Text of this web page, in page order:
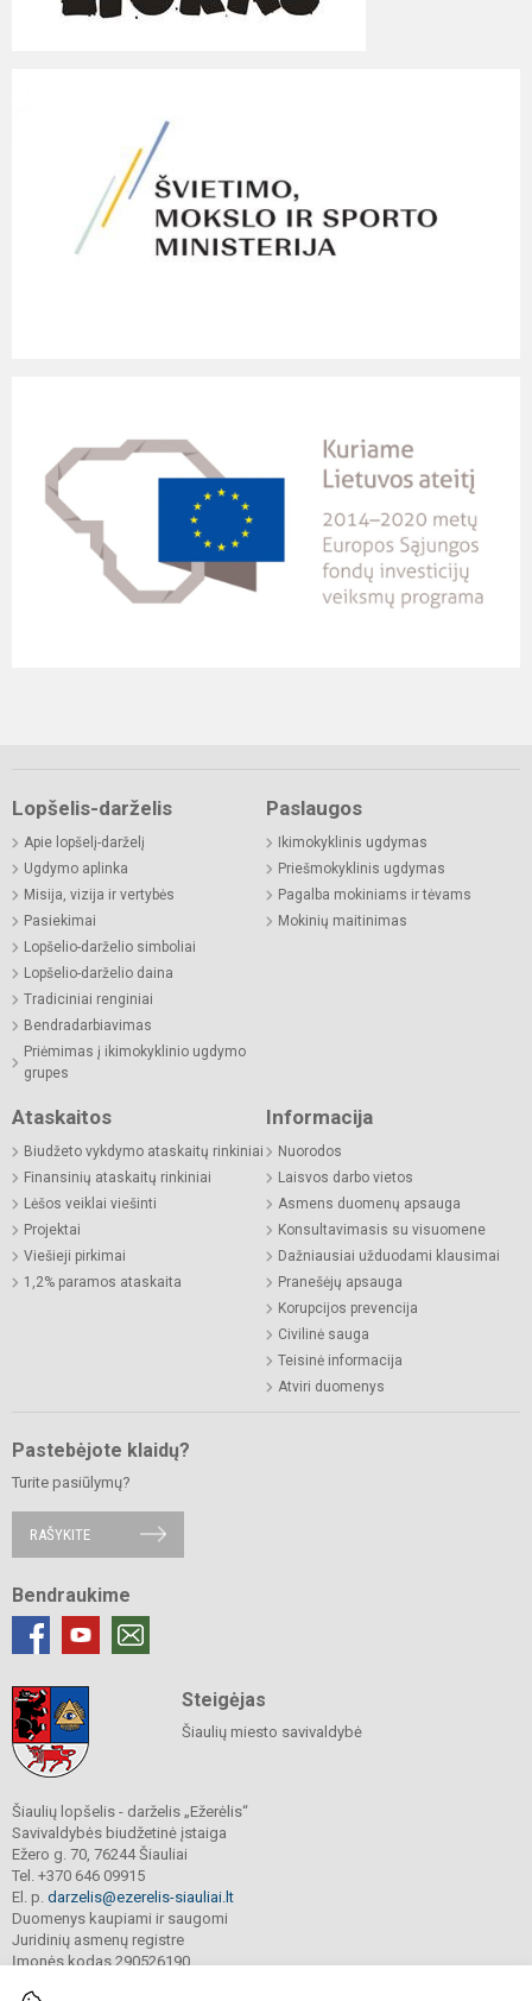
Lopšelis-darželis
Apie lopšelį-darželį
Ugdymo aplinka
Misija, vizija ir vertybės
Pasiekimai
Lopšelio-darželio simboliai
Lopšelio-darželio daina
Tradiciniai renginiai
Bendradarbiavimas
Priėmimas į ikimokyklinio ugdymo
grupes
Paslaugos
Ikimokyklinis ugdymas
Priešmokyklinis ugdymas
Pagalba mokiniams ir tėvams
Mokinių maitinimas
Ataskaitos
Biudžeto vykdymo ataskaitų rinkiniai
Finansinių ataskaitų rinkiniai
Lėšos veiklai viešinti
Projektai
Viešieji pirkimai
1,2% paramos ataskaita
Informacija
Nuorodos
Laisvos darbo vietos
Asmens duomenų apsauga
Konsultavimasis su visuomene
Dažniausiai užduodami klausimai
Pranešėjų apsauga
Korupcijos prevencija
Civilinė sauga
Teisinė informacija
Atviri duomenys
Pastebėjote klaidų?
Turite pasiūlymų?
RAŠYKITE
Bendraukime
Steigėjas
Šiaulių miesto savivaldybė
Šiaulių lopšelis - darželis „Ežerėlis“
Savivaldybės biudžetinė įstaiga
Ežero g. 70, 76244 Šiauliai
Tel. +370 646 09915
El. p. darzelis@ezerelis-siauliai.lt
Duomenys kaupiami ir saugomi
Juridinių asmenų registre
Įmonės kodas 290526190